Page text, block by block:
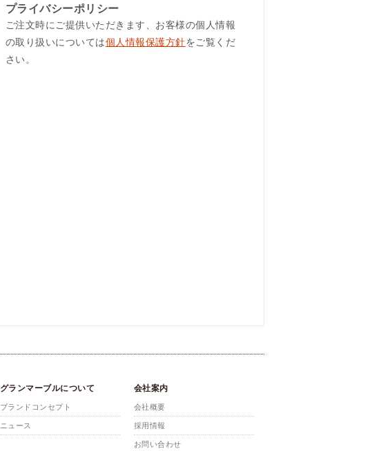
プライバシーポリシー
ご注文時にご提供いただきます、お客様の個人情報
の取り扱いについては個人情報保護方針をご覧くだ
さい。
グランマーブルについて
ブランドコンセプト
ニュース
会社案内
会社概要
採用情報
お問い合わせ